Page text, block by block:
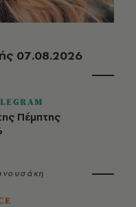
07.08.2026
Πέμπτης